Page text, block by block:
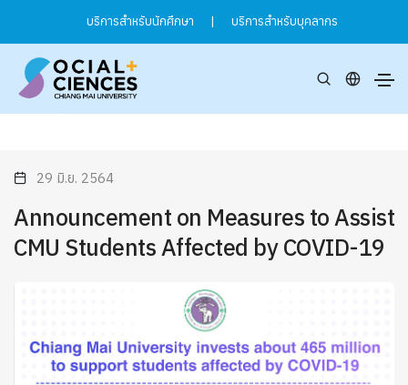
บริการสำหรับนักศึกษา | บริการสำหรับบุคลากร
29 มิ.ย. 2564
Announcement on Measures to Assist
CMU Students Affected by COVID-19